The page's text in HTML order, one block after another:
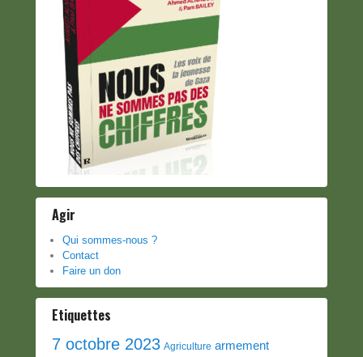
Agir
Qui sommes-nous ?
Contact
Faire un don
Etiquettes
7 octobre 2023 Agriculture armement